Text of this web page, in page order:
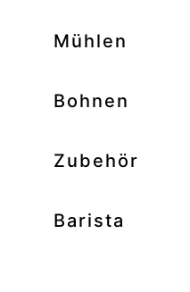
Mühlen
–
Bohnen
–
Zubehör
Barista